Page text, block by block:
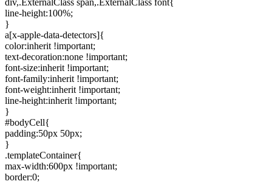
line-height:100%;
}
a[x-apple-data-detectors]{
color:inherit !important;
text-decoration:none !important;
font-size:inherit !important;
font-family:inherit !important;
font-weight:inherit !important;
line-height:inherit !important;
}
#bodyCell{
padding:50px 50px;
}
.templateContainer{
max-width:600px !important;
border:0;